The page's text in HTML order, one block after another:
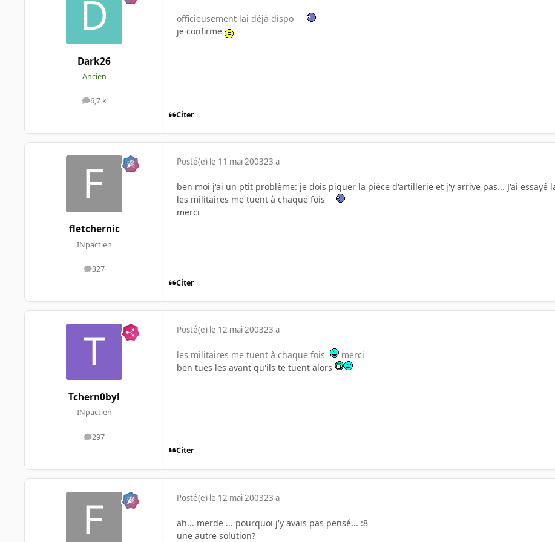
Dark26
Ancien
6,7 k
messages
officieusement lai déjà dispo
je confirme
Citer
fletchernic
INpactien
327
messages
Posté(e) le 11 mai 200323 a
ben moi j'ai un ptit problème: je dois piquer la pièce d'artillerie et j'y arrive pas... J'ai
les militaires me tuent à chaque fois
merci
Citer
Tchern0byl
INpactien
297
messages
Posté(e) le 12 mai 200323 a
les militaires me tuent à chaque fois
merci
ben tues les avant qu'ils te tuent alors
Citer
Posté(e) le 12 mai 200323 a
ah... merde ... pourquoi j'y avais pas pensé... :8
une autre solution?